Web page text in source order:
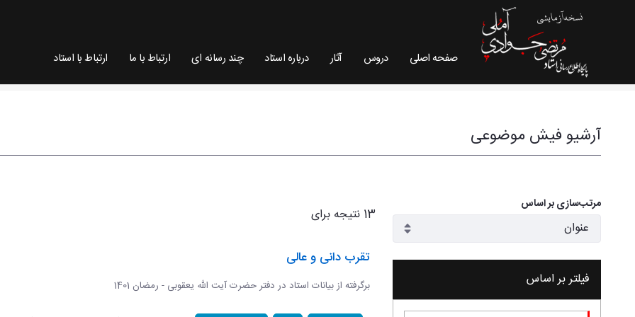
صفحه اصلی دروس آثار درباره استاد چند رسانه ای ارتباط با ما ارتباط با استاد
آرشیو فیش موضوعی
مرتب‌سازی بر اساس
فیلتر بر اساس
13 نتیجه برای
تقرب دانی و عالی
برگرفته از بیانات استاد در دفتر حضرت آیت الله یعقوبی - رمضان 1401